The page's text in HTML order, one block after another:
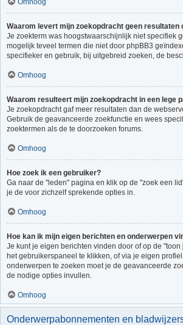
Omhoog
Waarom levert mijn zoekopdracht geen resultaten
Je zoekterm was hoogstwaarschijnlijk niet specifiek
mogelijk teveel termen die niet door phpBB3
specifieker en gebruik, bij uitgebreid zoeken, de
Omhoog
Waarom resulteert mijn zoekopdracht in een lege
Je zoekopdracht gaf meer resultaten dan de
Gebruik de geavanceerde zoekfunctie en wees
zoektermen als de te doorzoeken forums.
Omhoog
Hoe zoek ik een gebruiker?
Ga naar de "leden" pagina en klik op de "zoek een
je de voor zichzelf sprekende opties in.
Omhoog
Hoe kan ik mijn eigen berichten en onderwerpen
Je kunt je eigen berichten vinden door of op de
het gebruikerspaneel te klikken, of via je eigen
onderwerpen te zoeken moet je de geavanceerde
de nodige opties invullen.
Omhoog
Onderwerpabonnementen en